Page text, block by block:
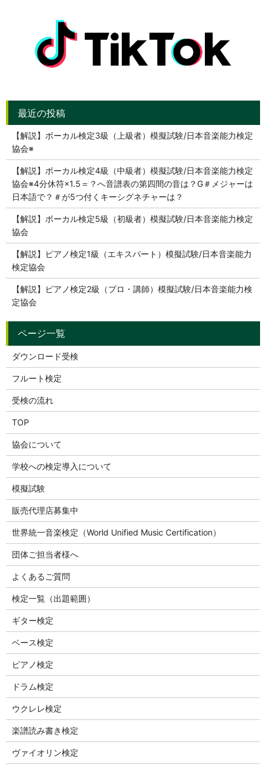
【解説】ボーカル検定3級（上級者）模擬試験/日本音楽能力検定
協会※
【解説】ボーカル検定4級（中級者）模擬試験/日本音楽能力検定
協会※4分休符×1.5＝？へ音譜表の第四間の音は？G＃メジャーは
日本語で？＃が5つ付くキーシグネチャーは？
【解説】ボーカル検定5級（初級者）模擬試験/日本音楽能力検定
協会
【解説】ピアノ検定1級（エキスパート）模擬試験/日本音楽能力
検定協会
【解説】ピアノ検定2級（プロ・講師）模擬試験/日本音楽能力検
定協会
ダウンロード受検
フルート検定
受検の流れ
TOP
協会について
学校への検定導入について
模擬試験
販売代理店募集中
世界統一音楽検定（World Unified Music Certification）
団体ご担当者様へ
よくあるご質問
検定一覧（出題範囲）
ギター検定
ベース検定
ピアノ検定
ドラム検定
ウクレレ検定
楽譜読み書き検定
ヴァイオリン検定